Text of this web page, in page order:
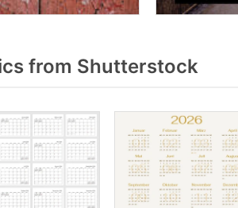
from Shutterstock